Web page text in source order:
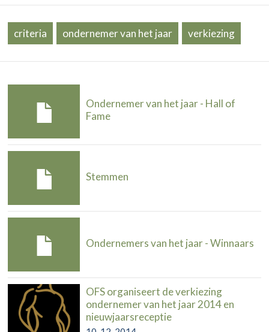
criteria ondernemer van het jaar verkiezing
Ondernemer van het jaar - Hall of
Fame
Stemmen
Ondernemers van het jaar - Winnaars
OFS organiseert de verkiezing
ondernemer van het jaar 2014 en
nieuwjaarsreceptie